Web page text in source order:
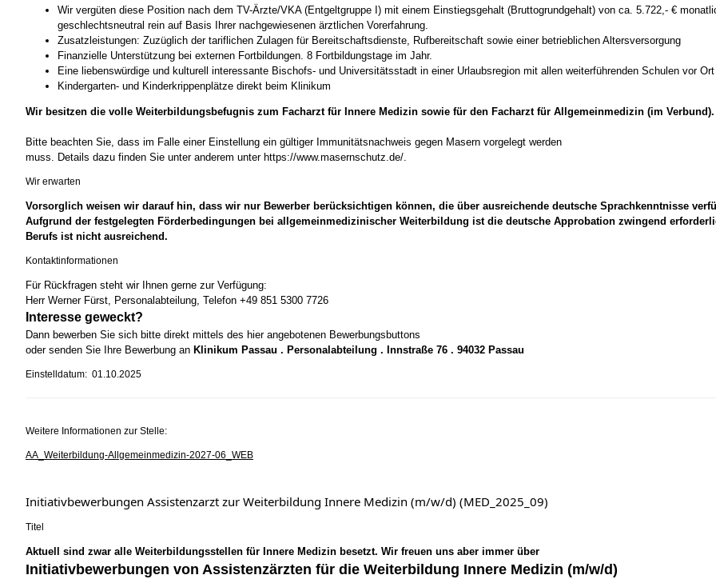
Wir vergüten diese Position nach dem TV-Ärzte/VKA (Entgeltgruppe I) mit einem Einstiegsgehalt (Bruttogrundgehalt) von ca. 5.722,- €
geschlechtsneutral rein auf Basis Ihrer nachgewiesenen ärztlichen Vorerfahrung.
Zusatzleistungen: Zuzüglich der tariflichen Zulagen für Bereitschaftsdienste, Rufbereitschaft sowie einer betrieblichen Altersversorgung
Finanzielle Unterstützung bei externen Fortbildungen. 8 Fortbildungstage im Jahr.
Eine liebenswürdige und kulturell interessante Bischofs- und Universitätsstadt in einer Urlaubsregion mit allen weiterführenden Schulen vor Ort
Kindergarten- und Kinderkrippenplätze direkt beim Klinikum
Wir besitzen die volle Weiterbildungsbefugnis zum Facharzt für Innere Medizin sowie für den Facharzt für Allgemeinmedizin (im Verbund).
Bitte beachten Sie, dass im Falle einer Einstellung ein gültiger Immunitätsnachweis gegen Masern vorgelegt werden
muss. Details dazu finden Sie unter anderem unter https://www.masernschutz.de/.
Wir erwarten
Vorsorglich weisen wir darauf hin, dass wir nur Bewerber berücksichtigen können, die über ausreichende deutsche Sprachkenntnisse
Aufgrund der festgelegten Förderbedingungen bei allgemeinmedizinischer Weiterbildung ist die deutsche Approbation zwingend
Berufs ist nicht ausreichend.
Kontaktinformationen
Für Rückfragen steht wir Ihnen gerne zur Verfügung:
Herr Werner Fürst, Personalabteilung, Telefon +49 851 5300 7726
Interesse geweckt?
Dann bewerben Sie sich bitte direkt mittels des hier angebotenen Bewerbungsbuttons
oder senden Sie Ihre Bewerbung an Klinikum Passau . Personalabteilung . Innstraße 76 . 94032 Passau
Einstelldatum: 01.10.2025
Weitere Informationen zur Stelle:
AA_Weiterbildung-Allgemeinmedizin-2027-06_WEB
Initiativbewerbungen Assistenzarzt zur Weiterbildung Innere Medizin (m/w/d) (MED_2025_09)
Titel
Aktuell sind zwar alle Weiterbildungsstellen für Innere Medizin besetzt. Wir freuen uns aber immer über
Initiativbewerbungen von Assistenzärzten für die Weiterbildung Innere Medizin (m/w/d)